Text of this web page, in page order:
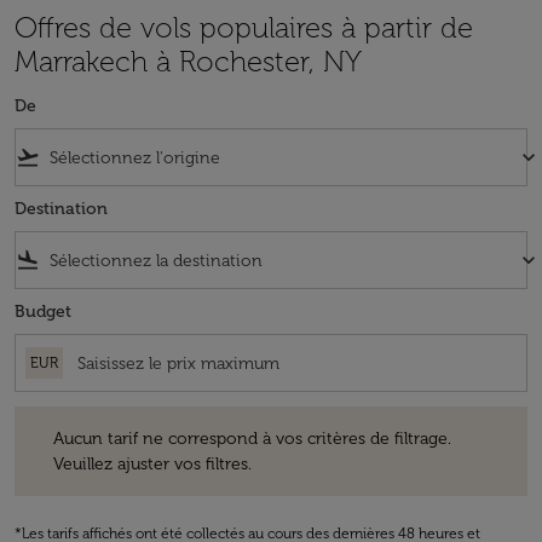
Offres de vols populaires à partir de
Marrakech à Rochester, NY
De
flight_takeoff keyboard_arrow_down
Destination
flight_land keyboard_arrow_down
Budget
EUR
Aucun tarif ne correspond à vos critères de filtrage.
Veuillez ajuster vos filtres.
*Les tarifs affichés ont été collectés au cours des dernières 48 heures et